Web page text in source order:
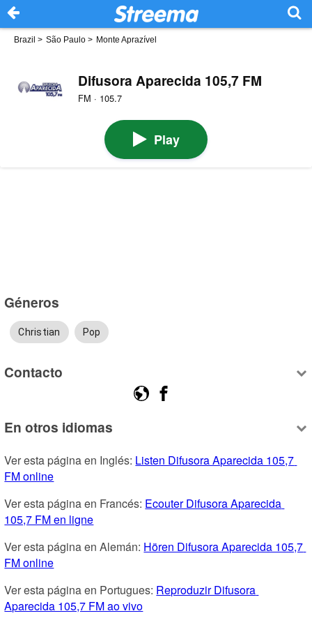
Brazil > São Paulo > Monte Aprazível
Difusora Aparecida 105,7 FM
FM · 105.7
Play
Géneros
Christian Pop
Contacto
En otros idiomas
Ver esta página en Inglés: Listen Difusora Aparecida 105,7
FM online
Ver esta página en Francés: Ecouter Difusora Aparecida
105,7 FM en ligne
Ver esta página en Alemán: Hören Difusora Aparecida 105,7
FM online
Ver esta página en Portugues: Reproduzir Difusora
Aparecida 105,7 FM ao vivo